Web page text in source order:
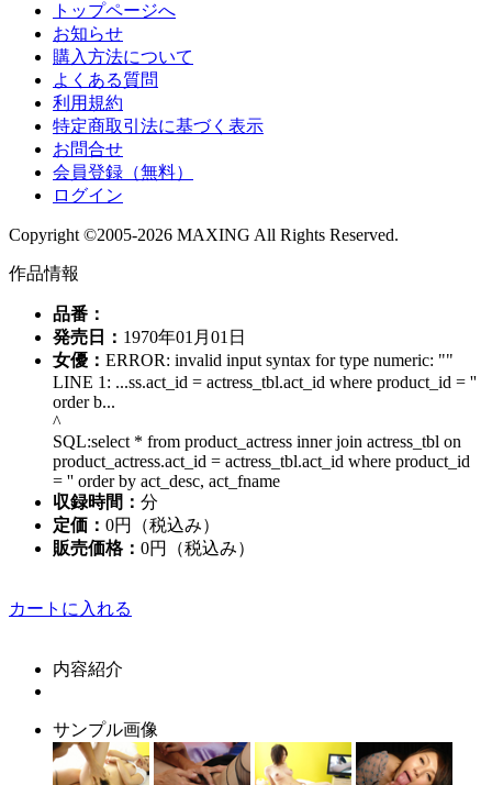
トップページへ
お知らせ
購入方法について
よくある質問
利用規約
特定商取引法に基づく表示
お問合せ
会員登録（無料）
ログイン
Copyright ©2005-2026 MAXING All Rights Reserved.
作品情報
品番：
発売日： 1970年01月01日
女優： ERROR: invalid input syntax for type numeric: ""
LINE 1: ...ss.act_id = actress_tbl.act_id where product_id = ''
order b...
^
SQL:select * from product_actress inner join actress_tbl on
product_actress.act_id = actress_tbl.act_id where product_id
= '' order by act_desc, act_fname
収録時間： 分
定価： 0円（税込み）
販売価格： 0円 （税込み）
カートに入れる
内容紹介
サンプル画像